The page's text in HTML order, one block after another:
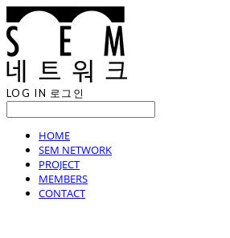
LOG IN 로그인
HOME
SEM NETWORK
PROJECT
MEMBERS
CONTACT